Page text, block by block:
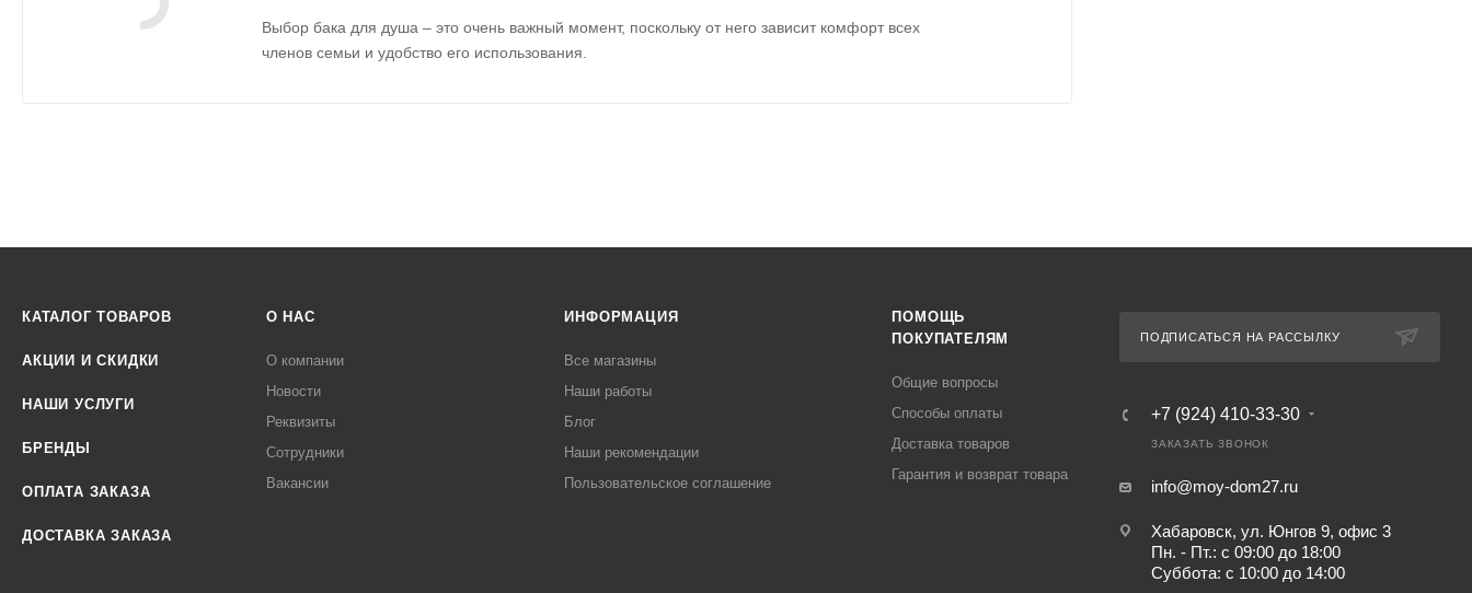
Выбор бака для душа – это очень важный момент, поскольку от него зависит комфорт всех
членов семьи и удобство его использования.
КАТАЛОГ ТОВАРОВ
АКЦИИ И СКИДКИ
НАШИ УСЛУГИ
БРЕНДЫ
ОПЛАТА ЗАКАЗА
ДОСТАВКА ЗАКАЗА
О НАС
О компании
Новости
Реквизиты
Сотрудники
Вакансии
ИНФОРМАЦИЯ
Все магазины
Наши работы
Блог
Наши рекомендации
Пользовательское соглашение
ПОМОЩЬ
ПОКУПАТЕЛЯМ
Общие вопросы
Способы оплаты
Доставка товаров
Гарантия и возврат товара
ПОДПИСАТЬСЯ НА РАССЫЛКУ
+7 (924) 410-33-30
ЗАКАЗАТЬ ЗВОНОК
info@moy-dom27.ru
Хабаровск, ул. Юнгов 9, офис 3
Пн. - Пт.: с 09:00 до 18:00
Суббота: с 10:00 до 14:00